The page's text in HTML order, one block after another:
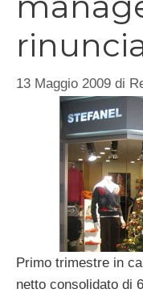
13 Maggio 2009 di
Primo trimestre in
netto consolidato di